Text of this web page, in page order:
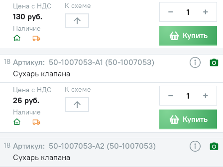
Наличие
Цена с НДС
130 руб.
К схеме − +
Купить
18
50-1007053-А1 (50-1007053)
Сухарь клапана
Наличие
Цена с НДС
26 руб.
К схеме − +
Купить
18
50-1007053-А2 (50-1007053)
Сухарь клапана